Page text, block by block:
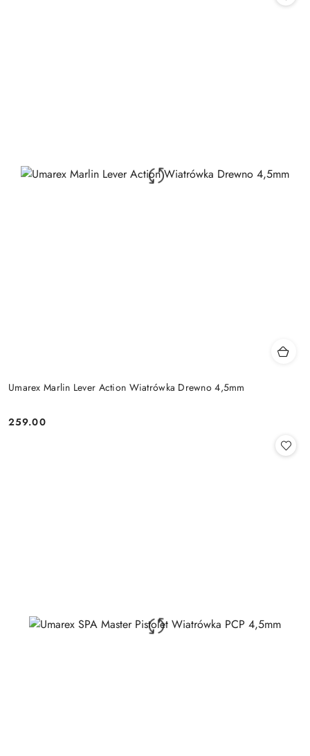
Umarex Marlin Lever Action Wiatrówka Drewno 4,5mm
Cena:
259.00